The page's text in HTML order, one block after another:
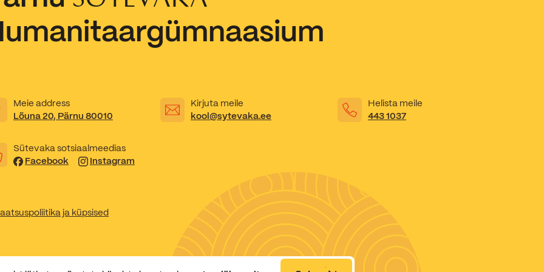
Kooliõde ja koolipsühholoogid
Meie address
Lõuna 20, Pärnu 80010
Kirjuta meile
kool@sytevaka.ee
Helista meile
443 1037
Sütevaka sotsiaalmeedias
Facebook
Instagram
ja küpsised